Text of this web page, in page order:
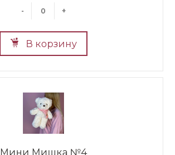
- +
В корзину
Мини Мишка №4